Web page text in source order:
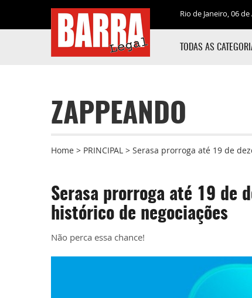
Rio de Janeiro, 06
TODAS AS
ZAPPEANDO
Home > PRINCIPAL > Serasa prorroga até 19 de
Serasa prorroga até 19 de
histórico de negociações
Não perca essa chance!